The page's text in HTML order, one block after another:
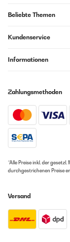
Beliebte Themen
Kundenservice
Informationen
Zahlungsmethoden
*Alle Preise inkl. der
durchgestrichenen Preise
Versand